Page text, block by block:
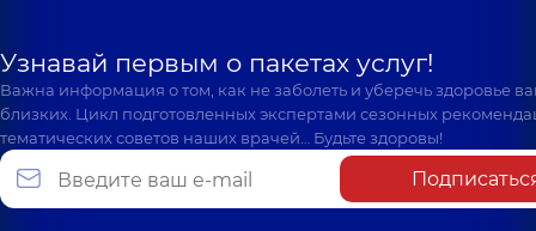
Узнавай первым о пакетах услуг!
Важна информация о том, как не заболеть и уберечь здоровье
близких. Цикл подготовленных экспертами сезонных
тематических советов наших врачей… Будьте здоровы!